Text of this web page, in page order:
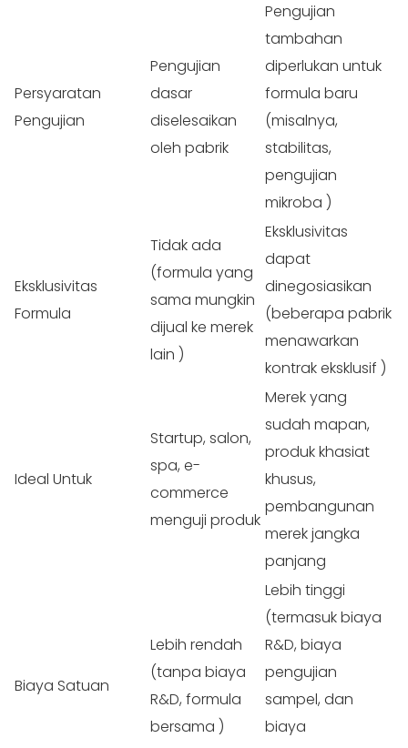
Persyaratan
Pengujian
Pengujian
dasar
diselesaikan
oleh pabrik
Pengujian
tambahan
diperlukan untuk
formula baru
(misalnya,
stabilitas,
pengujian
mikroba )
Eksklusivitas
Formula
Tidak ada
(formula yang
sama mungkin
dijual ke merek
lain )
Eksklusivitas
dapat
dinegosiasikan
(beberapa pabrik
menawarkan
kontrak eksklusif )
Ideal Untuk
Startup, salon,
spa, e-
commerce
menguji produk
Merek yang
sudah mapan,
produk khasiat
pembangunan
merek jangka
panjang
Biaya Satuan
Lebih rendah
(tanpa biaya
R&D, formula
bersama )
Lebih tinggi
(termasuk biaya
R&D, biaya
pengujian
sampel, dan
biaya